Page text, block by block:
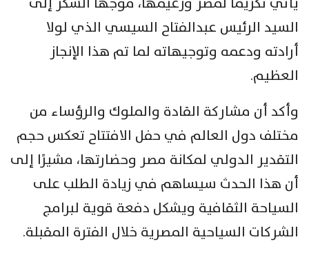
السيد الرئيس عبدالفتاح السيسي الذي لولا
أرادته ودعمه وتوجيهاته لما تم هذا الإنجاز
العظيم.
وأكد أن مشاركة القادة والملوك والرؤساء من
مختلف دول العالم في حفل الافتتاح تعكس حجم
التقدير الدولي لمكانة مصر وحضارتها، مشيرًا إلى
أن هذا الحدث سيساهم في زيادة الطلب على
السياحة الثقافية ويشكل دفعة قوية لبرامج
الشركات السياحية المصرية خلال الفترة المقبلة.